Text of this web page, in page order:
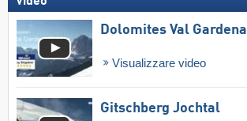
Dolomites Val Gardena
Visualizzare video
Gitschberg Jochtal